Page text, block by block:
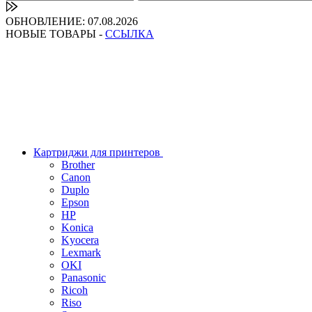
ОБНОВЛЕНИЕ: 07.08.2026
НОВЫЕ ТОВАРЫ - ССЫЛКА
Картриджи для принтеров
Brother
Canon
Duplo
Epson
HP
Konica
Kyocera
Lexmark
OKI
Panasonic
Ricoh
Riso